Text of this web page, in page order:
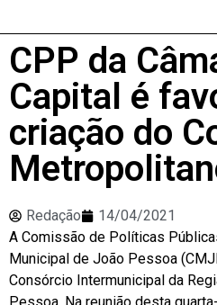
CPP da
Capital é
criação do
Redação
14/04/2021
A Comissão de Políticas
Municipal de João Pessoa
Consórcio Intermunicipal da